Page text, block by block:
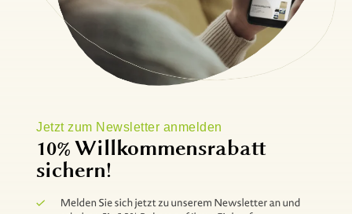
Jetzt zum Newsletter anmelden
10% Willkommensrabatt
sichern!